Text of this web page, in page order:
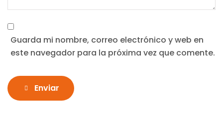
Guarda mi nombre, correo electrónico y web en
este navegador para la próxima vez que comente.
Enviar